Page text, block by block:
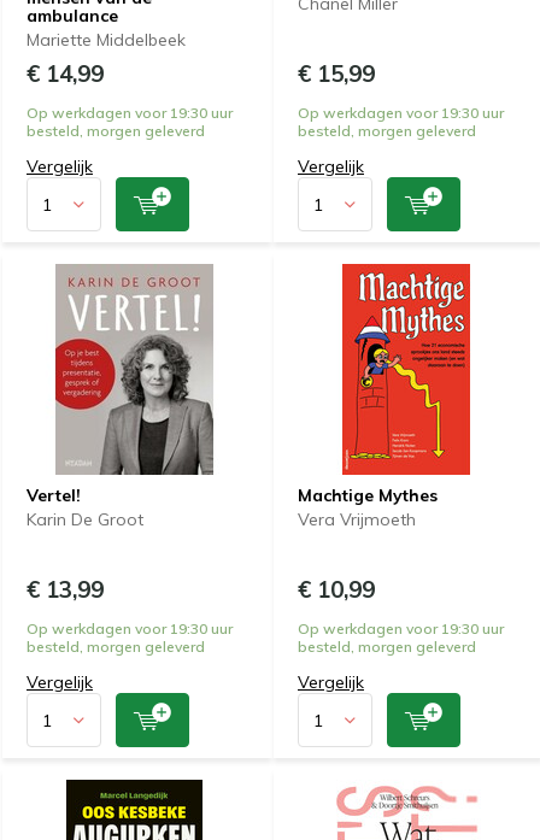
ambulance
Mariette Middelbeek
€ 14,99
Op werkdagen voor 19:30 uur
besteld, morgen geleverd
Vergelijk
€ 15,99
Op werkdagen voor 19:30 uur
besteld, morgen geleverd
Vergelijk
Vertel!
Karin De Groot
€ 13,99
Op werkdagen voor 19:30 uur
besteld, morgen geleverd
Vergelijk
Machtige Mythes
Vera Vrijmoeth
€ 10,99
Op werkdagen voor 19:30 uur
besteld, morgen geleverd
Vergelijk